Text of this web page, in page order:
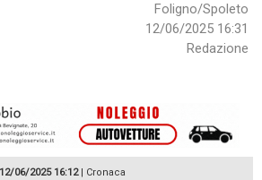
Foligno/Spoleto
12/06/2025 16:31
Redazione
12/06/2025 16:12| Cronaca